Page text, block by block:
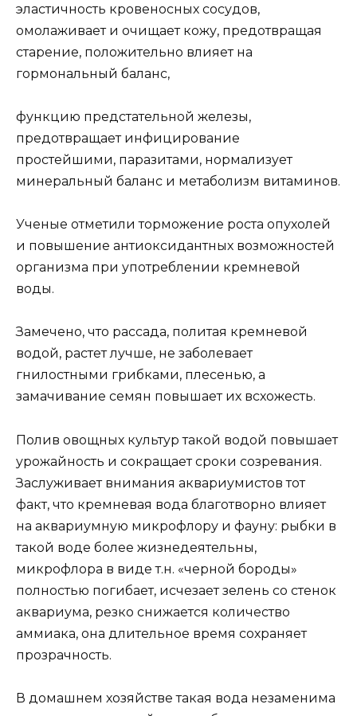
эластичность кровеносных сосудов,
омолаживает и очищает кожу, предотвращая
старение, положительно влияет на
гормональный баланс,
функцию предстательной железы,
предотвращает инфицирование
простейшими, паразитами, нормализует
минеральный баланс и метаболизм витаминов.
Ученые отметили торможение роста опухолей
и повышение антиоксидантных возможностей
организма при употреблении кремневой
воды.
Замечено, что рассада, политая кремневой
водой, растет лучше, не заболевает
гнилостными грибками, плесенью, а
замачивание семян повышает их всхожесть.
Полив овощных культур такой водой повышает
урожайность и сокращает сроки созревания.
Заслуживает внимания аквариумистов тот
факт, что кремневая вода благотворно влияет
на аквариумную микрофлору и фауну: рыбки в
такой воде более жизнедеятельны,
микрофлора в виде т.н. «черной бороды»
полностью погибает, исчезает зелень со стенок
аквариума, резко снижается количество
аммиака, она длительное время сохраняет
прозрачность.
В домашнем хозяйстве такая вода незаменима